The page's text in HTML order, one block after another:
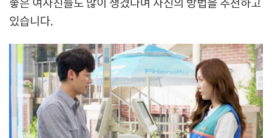
좋은 여사친들도 많이 생겼다며 자신의 방법을 추천하고
있습니다.